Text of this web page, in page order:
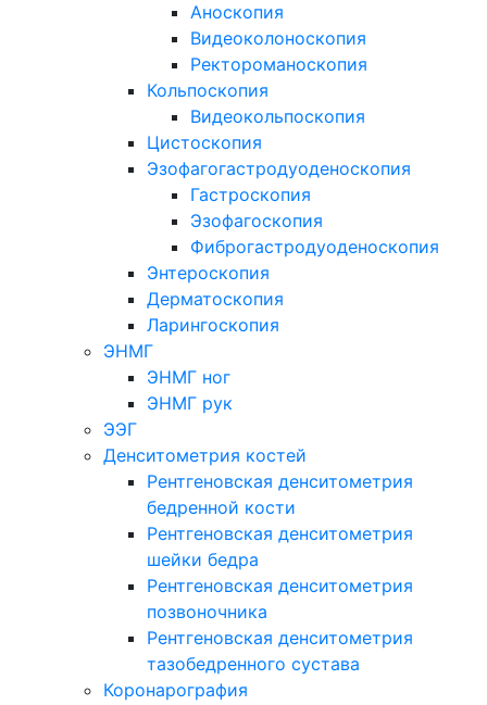
Аноскопия
Видеоколоноскопия
Ректороманоскопия
Кольпоскопия
Видеокольпоскопия
Цистоскопия
Эзофагогастродуоденоскопия
Гастроскопия
Эзофагоскопия
Фиброгастродуоденоскопия
Энтероскопия
Дерматоскопия
Ларингоскопия
ЭНМГ
ЭНМГ ног
ЭНМГ рук
ЭЭГ
Денситометрия костей
Рентгеновская денситометрия
бедренной кости
Рентгеновская денситометрия
шейки бедра
Рентгеновская денситометрия
позвоночника
Рентгеновская денситометрия
тазобедренного сустава
Коронарография